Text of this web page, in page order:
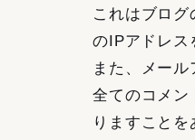
これはブロ
のIPアドレス
また、メー
全てのコメン
りますことを